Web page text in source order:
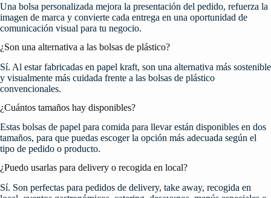
Una bolsa personalizada mejora la presentación del pedido, refuerza la
imagen de marca y convierte cada entrega en una oportunidad de
comunicación visual para tu negocio.
¿Son una alternativa a las bolsas de plástico?
Sí. Al estar fabricadas en papel kraft, son una alternativa más sostenible
y visualmente más cuidada frente a las bolsas de plástico
convencionales.
¿Cuántos tamaños hay disponibles?
Estas bolsas de papel para comida para llevar están disponibles en dos
tamaños, para que puedas escoger la opción más adecuada según el
tipo de pedido o producto.
¿Puedo usarlas para delivery o recogida en local?
Sí. Son perfectas para pedidos de delivery, take away, recogida en